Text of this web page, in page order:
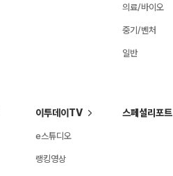
의료/바이오
중기/벤처
일반
이투데이TV
e스튜디오
랭킹영상
스페셜리포트